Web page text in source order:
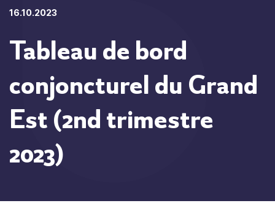
16.10.2023
Tableau de bord
conjoncturel du Grand
Est (2nd trimestre
2023)